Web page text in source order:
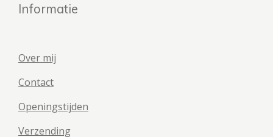
Informatie
Over mij
Contact
Openingstijden
Verzending